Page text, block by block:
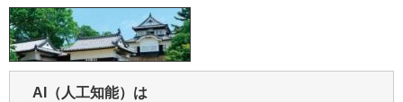
AI（人工知能）は